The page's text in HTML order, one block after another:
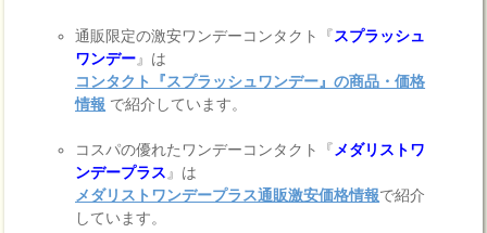
通販限定の激安ワンデーコンタクト『スプラッシュ
ワンデー』は
コンタクト『スプラッシュワンデー』の商品・価格
情報 で紹介しています。
コスパの優れたワンデーコンタクト『 メダリストワ
ンデープラス 』は
メダリストワンデープラス通販激安価格情報で紹介
しています。